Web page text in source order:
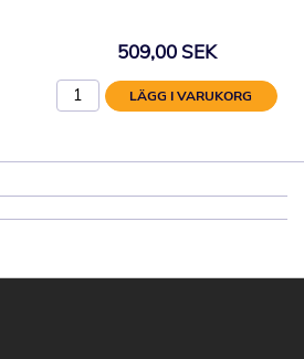
509,00 SEK
LÄGG I VARUKORG